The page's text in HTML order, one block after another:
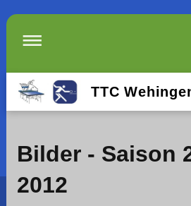
TTC
Bilder - Saison
2012